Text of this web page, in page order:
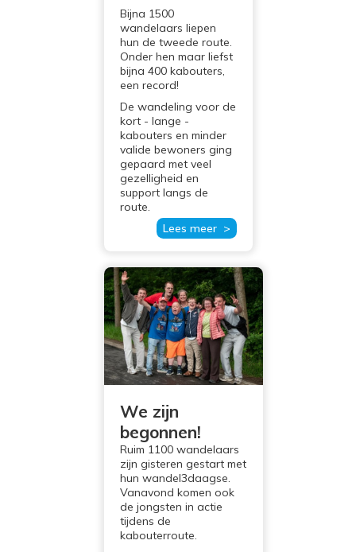
Bijna 1500
wandelaars liepen
hun de tweede route.
Onder hen maar liefst
bijna 400 kabouters,
een record!
De wandeling voor de
kort - lange -
kabouters en minder
valide bewoners ging
gepaard met veel
gezelligheid en
support langs de
route.
Lees meer >
We zijn
begonnen!
Ruim 1100 wandelaars
zijn gisteren gestart met
hun wandel3daagse.
Vanavond komen ook
de jongsten in actie
tijdens de
kabouterroute.